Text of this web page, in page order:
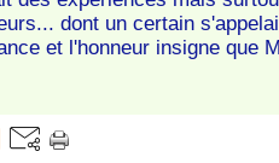
dont un certain
et l'honneur insigne que